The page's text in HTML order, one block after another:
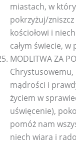
miastach, w
pokrzyżuj/
kościołowi i
całym świecie,
MODLITWA ZA
Chrystusowemu,
mądrości i
życiem w
uświęcenie),
pomóż nam
niech wiara i